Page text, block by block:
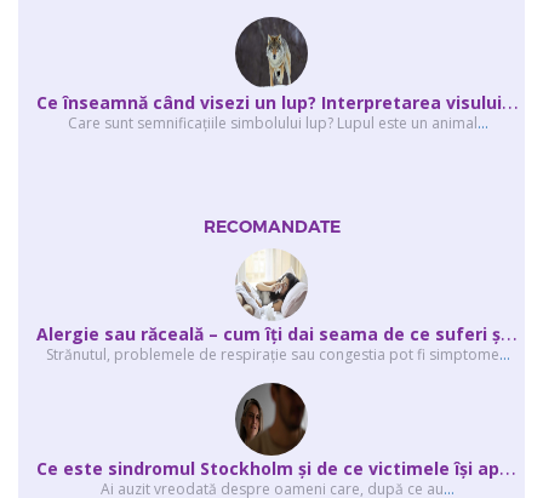
C
e înseamnă când visezi un lup? Interpretarea visului în care apare un lup
Care sunt semnificaţiile simbolului lup? Lupul este un animal...
RECOMANDATE
A
lergie sau răceală – cum îţi dai seama de ce suferi și de ce conteaz...
Strănutul, problemele de respirație sau congestia pot fi simptome...
C
e este sindromul Stockholm și de ce victimele își apără agresorii.
Ai auzit vreodată despre oameni care, după ce au...